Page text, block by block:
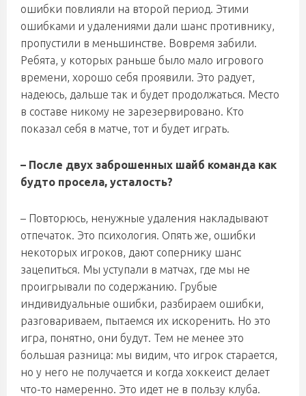
ошибки повлияли на второй период. Этими
ошибками и удалениями дали шанс противнику,
пропустили в меньшинстве. Вовремя забили.
Ребята, у которых раньше было мало игрового
времени, хорошо себя проявили. Это радует,
надеюсь, дальше так и будет продолжаться. Место
в составе никому не зарезервировано. Кто
показал себя в матче, тот и будет играть.
– После двух заброшенных шайб команда как
будто просела, усталость?
– Повторюсь, ненужные удаления накладывают
отпечаток. Это психология. Опять же, ошибки
некоторых игроков, дают сопернику шанс
зацепиться. Мы уступали в матчах, где мы не
проигрывали по содержанию. Грубые
индивидуальные ошибки, разбираем ошибки,
разговариваем, пытаемся их искоренить. Но это
игра, понятно, они будут. Тем не менее это
большая разница: мы видим, что игрок старается,
но у него не получается и когда хоккеист делает
что-то намеренно. Это идет не в пользу клуба.